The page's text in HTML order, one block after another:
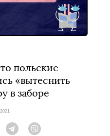
польские
«вытеснить
в заборе
Telegram